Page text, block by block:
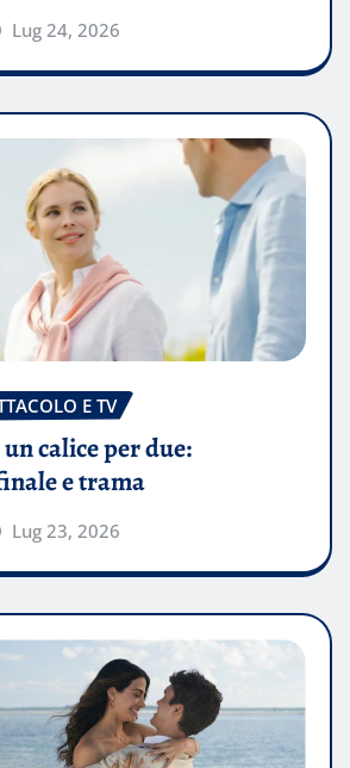
Lug 24, 2026
E TV
calice per due:
e trama
Lug 23, 2026